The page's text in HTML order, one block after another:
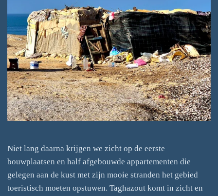
Niet lang daarna krijgen we zicht op de eerste
bouwplaatsen en half afgebouwde appartementen die
gelegen aan de kust met zijn mooie stranden het gebied
toeristisch moeten opstuwen. Taghazout komt in zicht en